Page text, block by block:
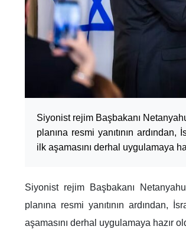
Siyonist rejim Başbakanı
planına resmi yanıtının ardından,
ilk aşamasını derhal uygulamaya
Siyonist rejim Başbakanı
planına resmi yanıtının ardından,
aşamasını derhal uygulamaya hazır